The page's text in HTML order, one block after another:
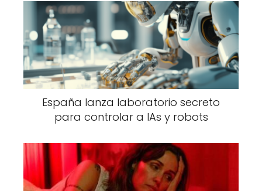
España lanza laboratorio secreto
para controlar a IAs y robots